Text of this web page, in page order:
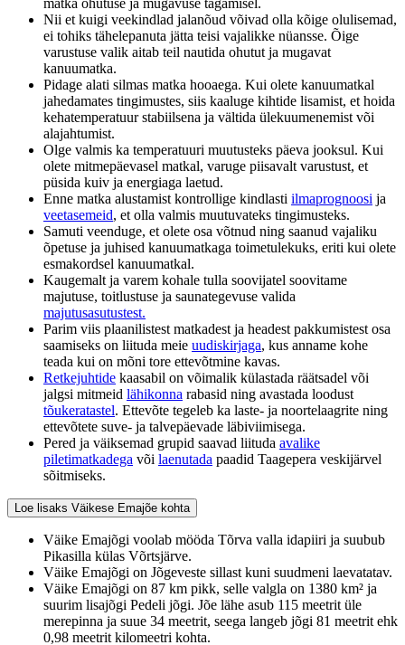
matka ohutuse ja mugavuse tagamisel.
Nii et kuigi veekindlad jalanõud võivad olla kõige olulisemad,
ei tohiks tähelepanuta jätta teisi vajalikke nüansse. Õige
varustuse valik aitab teil nautida ohutut ja mugavat
kanuumatka.
Pidage alati silmas matka hooaega. Kui olete kanuumatkal
jahedamates tingimustes, siis kaaluge kihtide lisamist, et hoida
kehatemperatuur stabiilsena ja vältida ülekuumenemist või
alajahtumist.
Olge valmis ka temperatuuri muutusteks päeva jooksul. Kui
olete mitmepäevasel matkal, varuge piisavalt varustust, et
püsida kuiv ja energiaga laetud.
Enne matka alustamist kontrollige kindlasti ilmaprognoosi ja
veetasemeid, et olla valmis muutuvateks tingimusteks.
Samuti veenduge, et olete osa võtnud ning saanud vajaliku
õpetuse ja juhised kanuumatkaga toimetulekuks, eriti kui olete
esmakordsel kanuumatkal.
Kaugemalt ja varem kohale tulla soovijatel soovitame
majutuse, toitlustuse ja saunategevuse valida
majutusasutustest.
Parim viis plaanilistest matkadest ja headest pakkumistest osa
saamiseks on liituda meie uudiskirjaga, kus anname kohe
teada kui on mõni tore ettevõtmine kavas.
Retkejuhtide kaasabil on võimalik külastada räätsadel või
jalgsi mitmeid lähikonna rabasid ning avastada loodust
tõukeratastel. Ettevõte tegeleb ka laste- ja noortelaagrite ning
ettevõtete suve- ja talvepäevade läbiviimisega.
Pered ja väiksemad grupid saavad liituda avalike
piletimatkadega või laenutada paadid Taagepera veskijärvel
sõitmiseks.
Loe lisaks Väikese Emajõe kohta
Väike Emajõgi voolab mööda Tõrva valla idapiiri ja suubub
Pikasilla külas Võrtsjärve.
Väike Emajõgi on Jõgeveste sillast kuni suudmeni laevatatav.
Väike Emajõgi on 87 km pikk, selle valgla on 1380 km² ja
suurim lisajõgi Pedeli jõgi. Jõe lähe asub 115 meetrit üle
merepinna ja suue 34 meetrit, seega langeb jõgi 81 meetrit ehk
0,98 meetrit kilomeetri kohta.